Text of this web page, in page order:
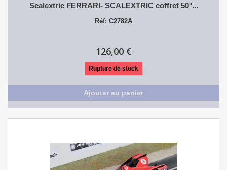
Scalextric FERRARI- SCALEXTRIC coffret 50°...
Réf: C2782A
126,00 €
Rupture de stock
Ajouter au panier